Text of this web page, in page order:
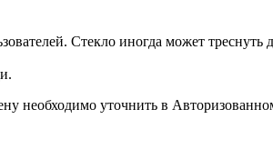
Стекло иногда может треснуть
необходимо уточнить в